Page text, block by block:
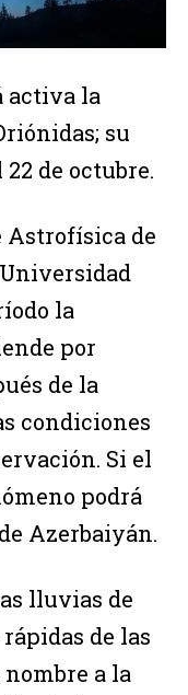
activa la
su
de octubre.
Astrofísica de
la
por
de la
condiciones
Si el
podrá
Azerbaiyán.
lluvias de
de las
nombre a la